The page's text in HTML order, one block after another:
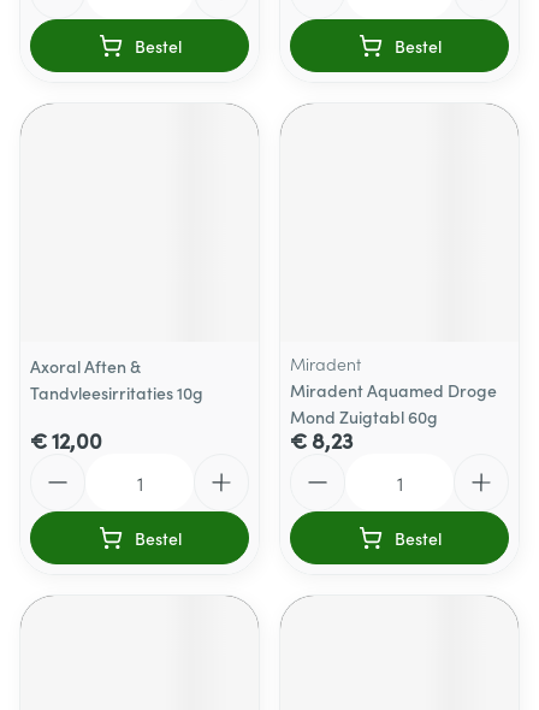
Bestel Bestel
Axoral Aften &
Tandvleesirritaties 10g
€ 12,00
Bestel
Miradent
Miradent Aquamed Droge
Mond Zuigtabl 60g
€ 8,23
Bestel